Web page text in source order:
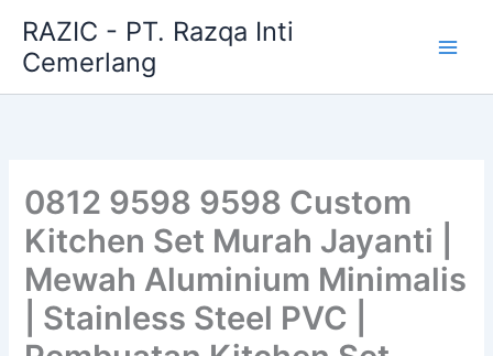
content
RAZIC - PT. Razqa Inti
Cemerlang
0812 9598 9598 Custom
Kitchen Set Murah Jayanti |
Mewah Aluminium Minimalis
| Stainless Steel PVC |